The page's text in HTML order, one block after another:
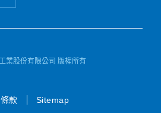
業股份有限公司 版權所有
款 Sitemap